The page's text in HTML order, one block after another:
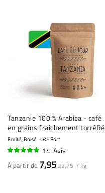
Tanzanie 100 % Arabica - café
en grains fraîchement torréfié
Fruité, Boisé 8 - Fort
14 Avis
À partir de 7,95 22,75 / kg